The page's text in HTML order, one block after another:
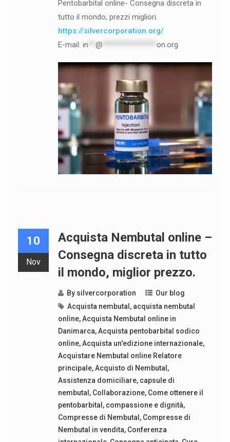
Pentobarbital online- Consegna discreta in
tutto il mondo, prezzi migliori.
https://silvercorporation.org/
E-mail: in @ on.org
10
Nov
Acquista Nembutal online –
Consegna discreta in tutto
il mondo, miglior prezzo.
By silvercorporation
Our blog
Acquista nembutal , acquista nembutal
online,Acquista Nembutal online in
Danimarca,Acquista pentobarbital sodico
online,Acquista un'edizione internazionale,
Acquistare Nembutal online Relatore
principale,Acquisto di Nembutal ,
Assistenza domiciliare, capsule di
nembutal , Collaborazione, Come ottenere il
pentobarbital , compassione e dignità,
Compresse di Nembutal , Compresse di
Nembutal in vendita, Conferenza